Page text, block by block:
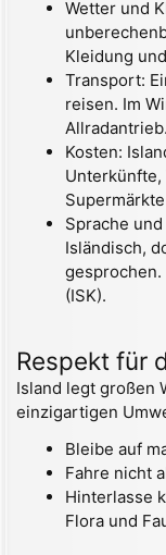
Wetter und
Kleidung
Transport:
reisen. Im
Allradantrieb.
Kosten:
Sprache
Isländisch,
gesprochen.
(ISK).
Respekt für
Island legt großen
einzigartigen
Bleibe auf
Fahre nicht
Hinterlasse
Flora und